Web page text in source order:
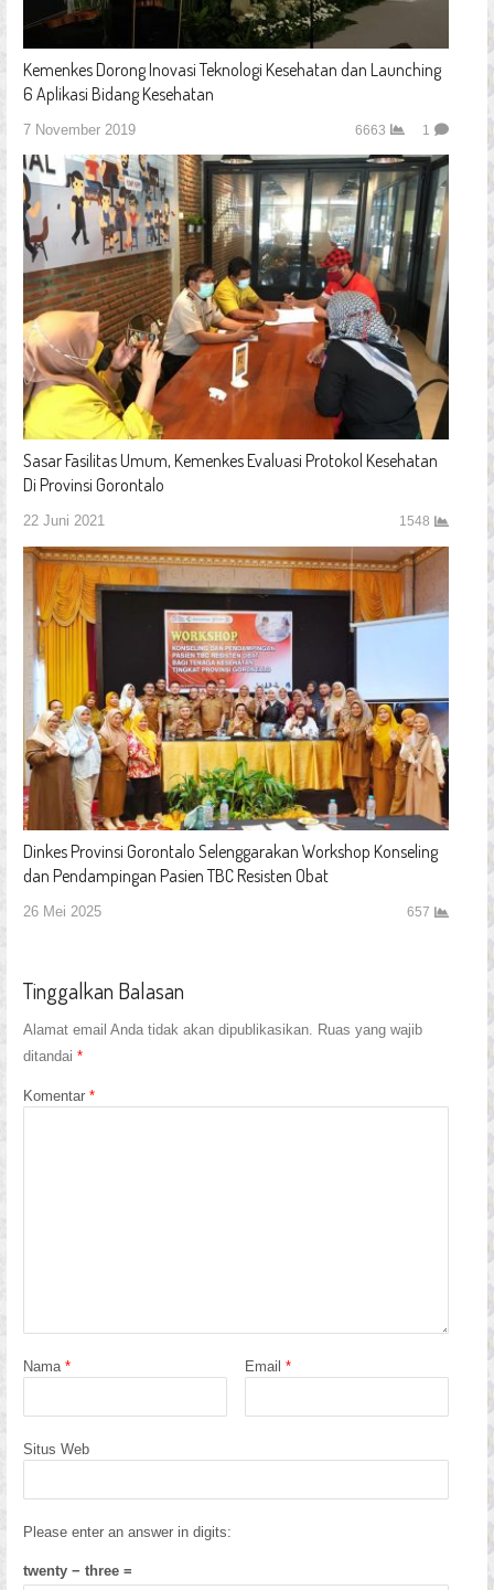
Kemenkes Dorong Inovasi Teknologi Kesehatan dan Launching
6 Aplikasi Bidang Kesehatan
7 November 2019 6663 1
Sasar Fasilitas Umum, Kemenkes Evaluasi Protokol Kesehatan
Di Provinsi Gorontalo
22 Juni 2021 1548
Dinkes Provinsi Gorontalo Selenggarakan Workshop Konseling
dan Pendampingan Pasien TBC Resisten Obat
26 Mei 2025 657
Tinggalkan Balasan
Alamat email Anda tidak akan dipublikasikan. Ruas yang wajib
ditandai *
Komentar *
Nama * Email *
Situs Web
Please enter an answer in digits:
twenty − three =